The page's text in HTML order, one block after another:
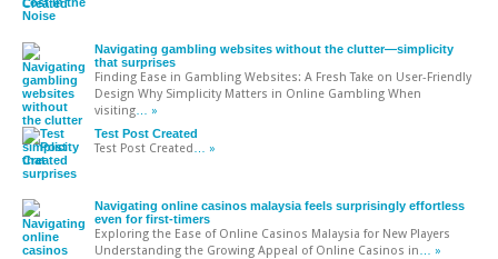
Navigating gambling websites without the clutter—simplicity
that surprises
Finding Ease in Gambling Websites: A Fresh Take on User-Friendly
Design Why Simplicity Matters in Online Gambling When
visiting… »
Test Post Created
Test Post Created… »
Navigating online casinos malaysia feels surprisingly effortless
even for first-timers
Exploring the Ease of Online Casinos Malaysia for New Players
Understanding the Growing Appeal of Online Casinos in… »